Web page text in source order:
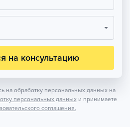
на консультацию
на обработку персональных данных на
персональных данных и принимаете
соглашения.